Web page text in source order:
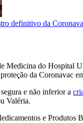
definitivo da
Medicina do Hospital
da Coronavac
e não inferior a
Valéria.
e Produtos